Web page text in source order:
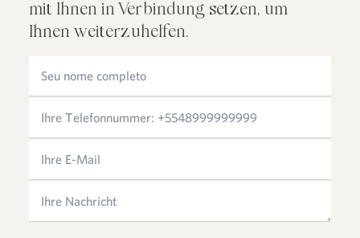
mit Ihnen in Verbindung setzen, um
Ihnen weiterzuhelfen.